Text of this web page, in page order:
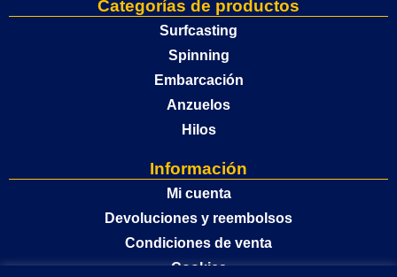
Categorías de productos
Surfcasting
Spinning
Embarcación
Anzuelos
Hilos
Información
Mi cuenta
Devoluciones y reembolsos
Condiciones de venta
Cookies